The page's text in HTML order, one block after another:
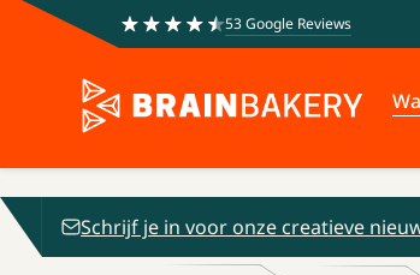
53 Google Reviews
Schrijf je in voor onze creatieve